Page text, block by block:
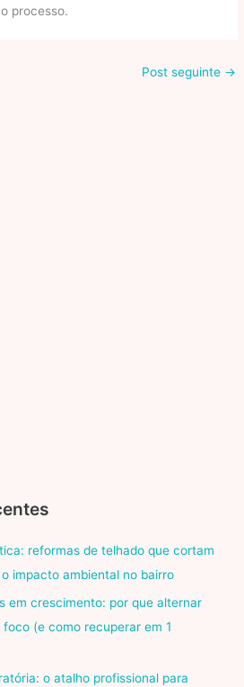
processo.
Post seguinte →
reformas de telhado que cortam
impacto ambiental no bairro
em crescimento: por que alternar
(e como recuperar em 1
o atalho profissional para